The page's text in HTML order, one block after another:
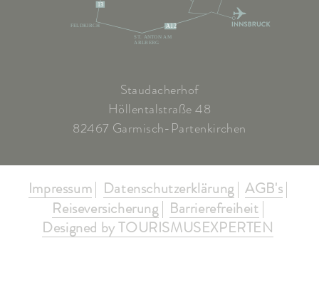
A12
13
ST. ANTON AM
ARLBERG
FELDKIRCH
Staudacherhof
Höllentalstraße 48
82467 Garmisch-Partenkirchen
Impressum Datenschutzerklärung
AGB's
Reiseversicherung
Barrierefreiheit
Designed by TOURISMUSEXPERTEN